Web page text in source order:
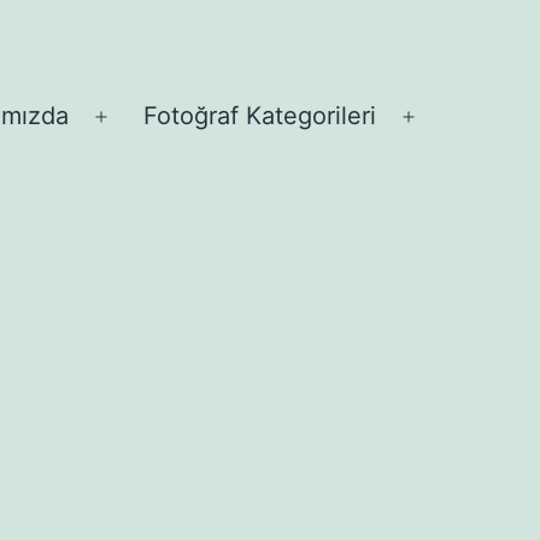
Menüyü
Fotoğraf Kategorileri